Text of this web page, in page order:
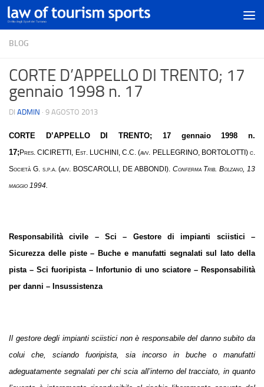
BLOG
CORTE D’APPELLO DI TRENTO; 17
gennaio 1998 n. 17
DI ADMIN · 9 AGOSTO 2013
CORTE D’APPELLO DI TRENTO; 17 gennaio 1998 n.
17;Pres. CICIRETTI, Est. LUCHINI, C.C. (avv. PELLEGRINO, BORTOLOTTI) c.
Società G. s.p.a. (avv. BOSCAROLLI, DE ABBONDI). Conferma Trib. Bolzano, 13
maggio 1994.
Responsabilità civile – Sci – Gestore di impianti sciistici –
Sicurezza delle piste – Buche e manufatti segnalati sul lato della
pista – Sci fuoripista – Infortunio di uno sciatore – Responsabilità
per danni – Insussistenza
Il gestore degli impianti sciistici non è responsabile del danno subito da
colui che, sciando fuoripista, sia incorso in buche o manufatti
adeguatamente segnalati per chi scia all’interno del tracciato, in quanto